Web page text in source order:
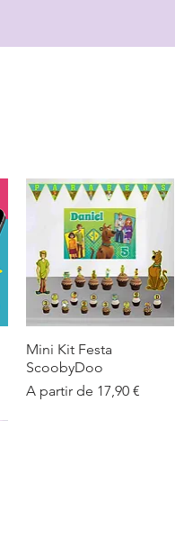
Visualização rápida
Mini Kit Festa
ScoobyDoo
A partir de 17,90 €
Preço promocional